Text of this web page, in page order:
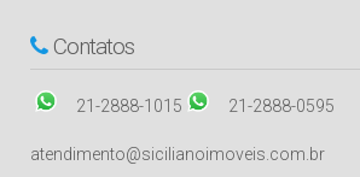
Contatos
21-2888-1015 21-2888-0595
atendimento@sicilianoimoveis.com.br